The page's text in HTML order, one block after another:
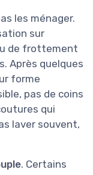
les ménager.
sur
de frottement
Après quelques
forme
pas de coins
qui
laver souvent,
. Certains